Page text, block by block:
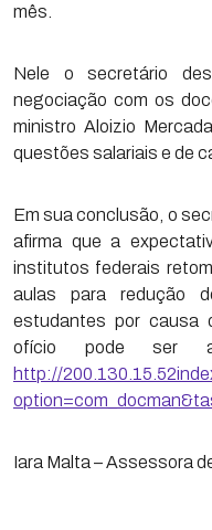
mês.
Nele o secretário
negociação com os
ministro Aloizio
questões salariais e de
Em sua conclusão, o
afirma que a
institutos federais
aulas para redução
estudantes por causa
ofício pode ser
http://
Iara Malta – Assessora